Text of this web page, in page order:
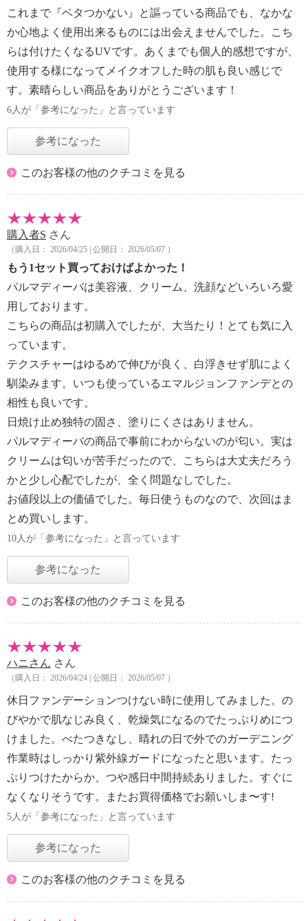
これまで『ベタつかない』と謳っている商品でも、なかな
か心地よく使用出来るものには出会えませんでした。こち
らは付けたくなるUVです。あくまでも個人的感想ですが、
使用する様になってメイクオフした時の肌も良い感じで
す。素晴らしい商品をありがとうございます！
6人が「参考になった」と言っています
参考になった
このお客様の他のクチコミを見る
購入者S さん
（購入日： 2026/04/25 | 公開日： 2026/05/07 ）
もう1セット買っておけばよかった！
パルマディーバは美容液、クリーム、洗顔などいろいろ愛
用しております。
こちらの商品は初購入でしたが、大当たり！とても気に入
っています。
テクスチャーはゆるめで伸びが良く、白浮きせず肌によく
馴染みます。いつも使っているエマルジョンファンデとの
相性も良いです。
日焼け止め独特の固さ、塗りにくさはありません。
パルマディーバの商品で事前にわからないのが匂い。実は
クリームは匂いが苦手だったので、こちらは大丈夫だろう
かと少し心配でしたが、全く問題なしでした。
お値段以上の価値でした。毎日使うものなので、次回はま
とめ買いします。
10人が「参考になった」と言っています
参考になった
このお客様の他のクチコミを見る
ハニさん さん
（購入日： 2026/04/24 | 公開日： 2026/05/07 ）
休日ファンデーションつけない時に使用してみました。の
びやかで肌なじみ良く、乾燥気になるのでたっぷりめにつ
けました。べたつきなし、晴れの日で外でのガーデニング
作業時はしっかり紫外線ガードになったと思います。たっ
ぷりつけたからか、つや感日中間持続ありました。すぐに
なくなりそうです。またお買得価格でお願いしま〜す!
5人が「参考になった」と言っています
参考になった
このお客様の他のクチコミを見る